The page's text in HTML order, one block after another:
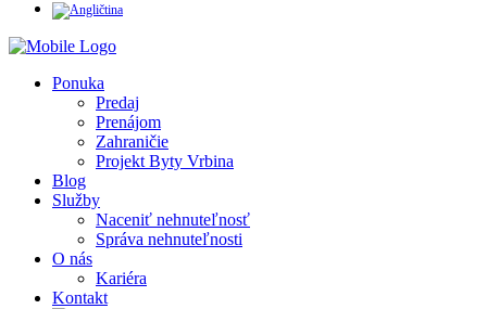
Ponuka
Predaj
Prenájom
Zahraničie
Projekt Byty Vrbina
Blog
Služby
Naceniť nehnuteľnosť
Správa nehnuteľnosti
O nás
Kariéra
Kontakt